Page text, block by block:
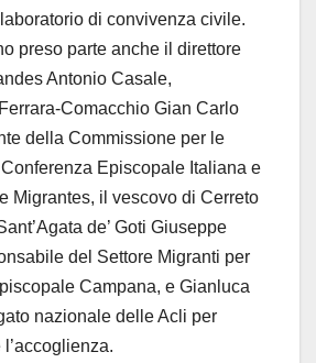
di convivenza civile.
preso parte anche il direttore
Antonio Casale,
Comacchio Gian Carlo
della Commissione per le
Episcopale Italiana e
Migrantes, il vescovo di Cerreto
de’ Goti Giuseppe
del Settore Migranti per
Campana, e Gianluca
nazionale delle Acli per
l’accoglienza.